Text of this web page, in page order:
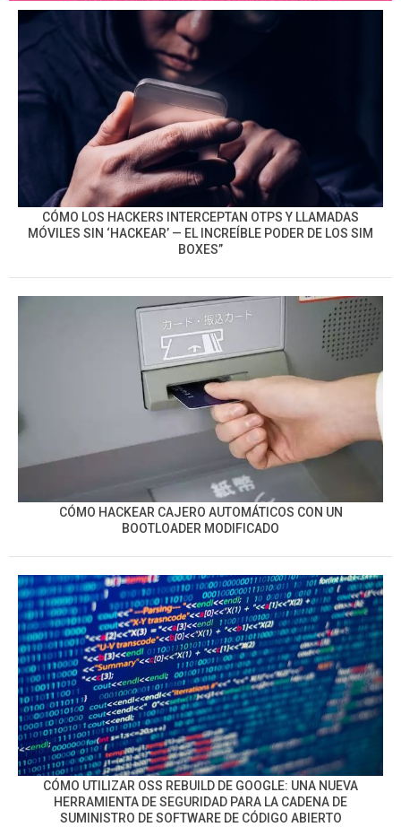
CÓMO LOS HACKERS INTERCEPTAN OTPS Y LLAMADAS
MÓVILES SIN ‘HACKEAR’ — EL INCREÍBLE PODER DE LOS SIM
BOXES”
CÓMO HACKEAR CAJERO AUTOMÁTICOS CON UN
BOOTLOADER MODIFICADO
CÓMO UTILIZAR OSS REBUILD DE GOOGLE: UNA NUEVA
HERRAMIENTA DE SEGURIDAD PARA LA CADENA DE
SUMINISTRO DE SOFTWARE DE CÓDIGO ABIERTO